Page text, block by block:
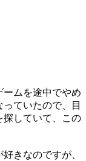
ームを途中でやめ
ていたので、目
探していて、この
きなのですが、